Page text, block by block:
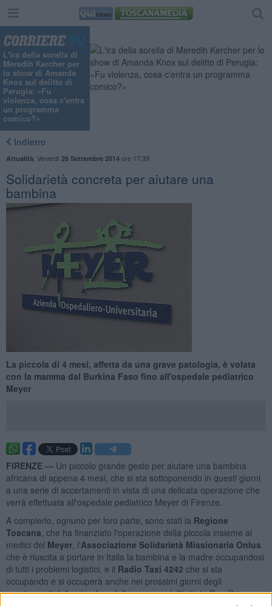
L'ira della sorella di
Meredih Kercher per
lo show di Amanda
Knox sul delitto di
Perugia: «Fu
violenza, cosa c'entra
un programma
comico?»
Indietro
Attualità Venerdì 26 Settembre 2014ore 17:39
Solidarietà concreta per aiutare una
bambina
La piccola di 4 mesi, affetta da una grave patologia, è volata
con la mamma dal Burkina Faso fino all'ospedale pediatrico
Meyer
FIRENZE — Un piccolo grande gesto per aiutare una bambina
africana di appena 4 mesi, che si sta sottoponendo in questi giorni
a una serie di accertamenti in vista di una delicata operazione che
verrà effettuata all'ospedale pediatrico Meyer di Firenze.
A compierlo, ognuno per loro parte, sono stati la Regione
Toscana , che ha finanziato l'operazione della piccola insieme ai
medici del Meyer, l'Associazione Solidarietà Missionaria Onlus
che è riuscita a portare in Italia la bambina e la madre occupandosi
di tutti i problemi logistici, e il Radio Taxi 4242 che si sta
occupando e si occuperà anche nei prossimi giorni degli
spostamenti della piccola e della mamma dall'istituto Don Orione,